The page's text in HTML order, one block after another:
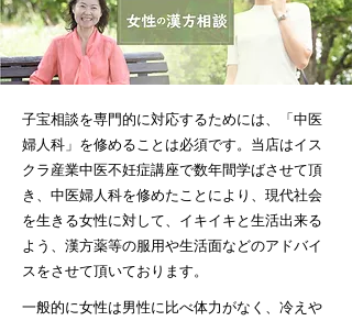
子宝相談を専門的に対応するためには、「中医
婦人科」を修めることは必須です。当店はイス
クラ産業中医不妊症講座で数年間学ばさせて頂
き、中医婦人科を修めたことにより、現代社会
を生きる女性に対して、イキイキと生活出来る
よう、漢方薬等の服用や生活面などのアドバイ
スをさせて頂いております。
一般的に女性は男性に比べ体力がなく、冷えや